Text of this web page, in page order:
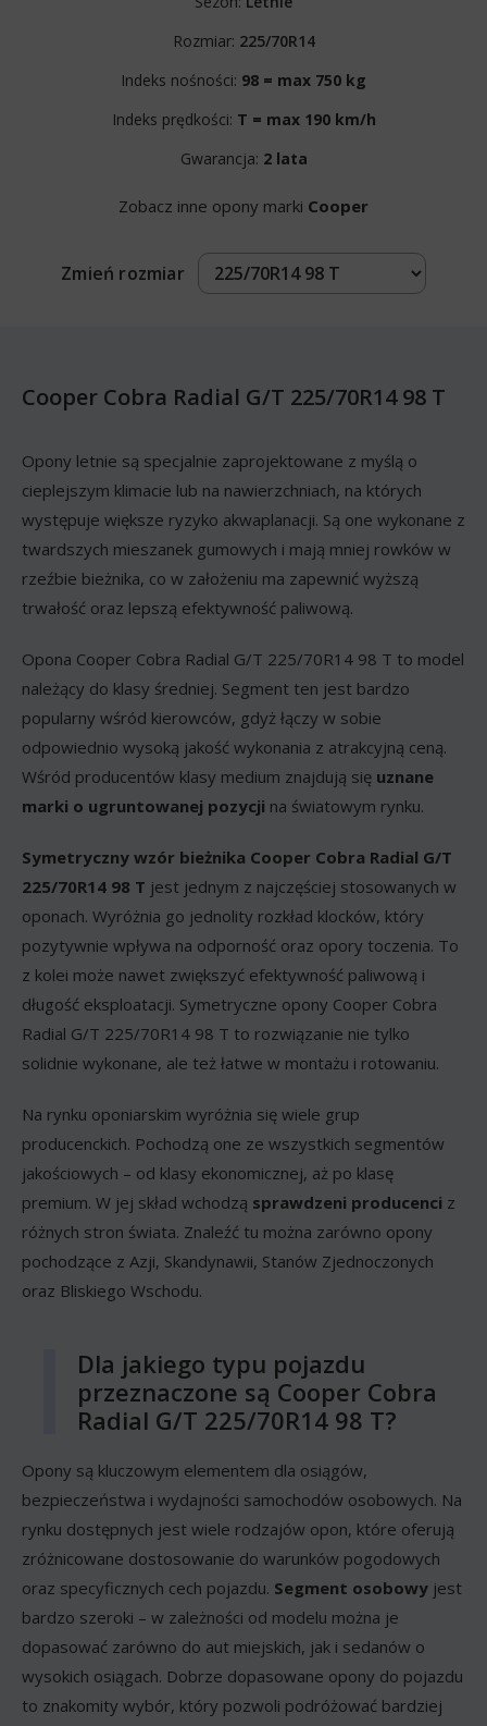
Rozmiar: 225/70R14
Indeks nośności: 98 = max 750 kg
Indeks prędkości: T = max 190 km/h
Gwarancja: 2 lata
Zobacz inne opony marki Cooper
Zmień rozmiar
Cooper Cobra Radial G/T 225/70R14 98 T
Opony letnie są specjalnie zaprojektowane z myślą o
cieplejszym klimacie lub na nawierzchniach, na których
występuje większe ryzyko akwaplanacji. Są one wykonane z
twardszych mieszanek gumowych i mają mniej rowków w
rzeźbie bieżnika, co w założeniu ma zapewnić wyższą
trwałość oraz lepszą efektywność paliwową.
Opona Cooper Cobra Radial G/T 225/70R14 98 T to model
należący do klasy średniej. Segment ten jest bardzo
popularny wśród kierowców, gdyż łączy w sobie
odpowiednio wysoką jakość wykonania z atrakcyjną ceną.
Wśród producentów klasy medium znajdują się uznane
marki o ugruntowanej pozycji na światowym rynku.
Symetryczny wzór bieżnika Cooper Cobra Radial G/T
225/70R14 98 T jest jednym z najczęściej stosowanych w
oponach. Wyróżnia go jednolity rozkład klocków, który
pozytywnie wpływa na odporność oraz opory toczenia. To
z kolei może nawet zwiększyć efektywność paliwową i
długość eksploatacji. Symetryczne opony Cooper Cobra
Radial G/T 225/70R14 98 T to rozwiązanie nie tylko
solidnie wykonane, ale też łatwe w montażu i rotowaniu.
Na rynku oponiarskim wyróżnia się wiele grup
producenckich. Pochodzą one ze wszystkich segmentów
jakościowych – od klasy ekonomicznej, aż po klasę
premium. W jej skład wchodzą sprawdzeni producenci z
różnych stron świata. Znaleźć tu można zarówno opony
pochodzące z Azji, Skandynawii, Stanów Zjednoczonych
oraz Bliskiego Wschodu.
Dla jakiego typu pojazdu
przeznaczone są Cooper Cobra
Radial G/T 225/70R14 98 T?
Opony są kluczowym elementem dla osiągów,
bezpieczeństwa i wydajności samochodów osobowych. Na
rynku dostępnych jest wiele rodzajów opon, które oferują
zróżnicowane dostosowanie do warunków pogodowych
oraz specyficznych cech pojazdu. Segment osobowy jest
bardzo szeroki – w zależności od modelu można je
dopasować zarówno do aut miejskich, jak i sedanów o
wysokich osiągach. Dobrze dopasowane opony do pojazdu
to znakomity wybór, który pozwoli podróżować bardziej